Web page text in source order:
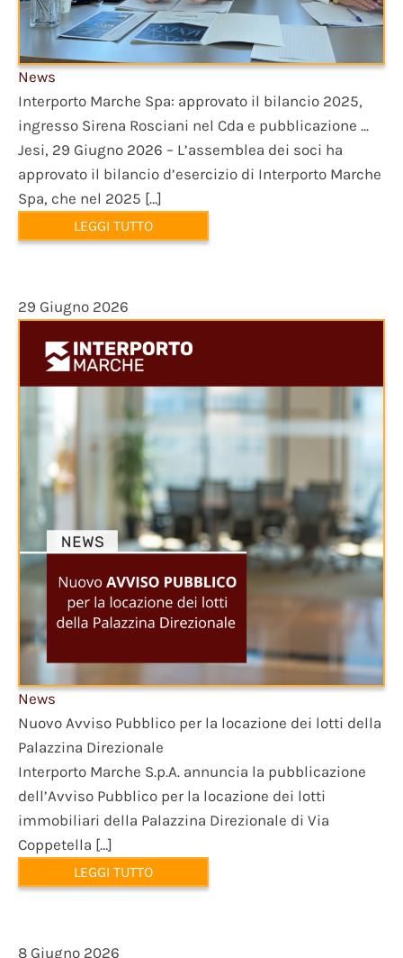
News
Interporto Marche Spa: approvato il bilancio 2025,
ingresso Sirena Rosciani nel Cda e pubblicazione ...
Jesi, 29 Giugno 2026 – L’assemblea dei soci ha
approvato il bilancio d’esercizio di Interporto Marche
Spa, che nel 2025 […]
LEGGI TUTTO
29 Giugno 2026
News
Nuovo Avviso Pubblico per la locazione dei lotti della
Palazzina Direzionale
Interporto Marche S.p.A. annuncia la pubblicazione
dell’Avviso Pubblico per la locazione dei lotti
immobiliari della Palazzina Direzionale di Via
Coppetella […]
LEGGI TUTTO
8 Giugno 2026